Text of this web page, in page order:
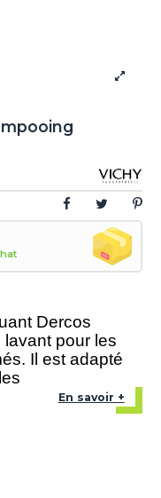
Dercos
pour les
Il est adapté
En savoir +